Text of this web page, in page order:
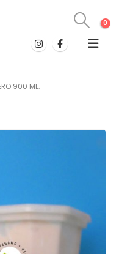
0
900 ML.